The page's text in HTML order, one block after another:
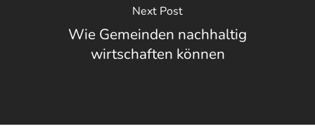
Next Post
Wie Gemeinden nachhaltig
wirtschaften können